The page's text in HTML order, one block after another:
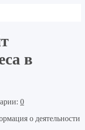
в
0
о деятельности